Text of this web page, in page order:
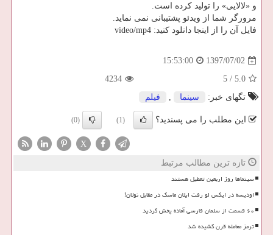
و «لالایی» را تولید كرده است.
مرورگر شما از ویدئو پشتیبانی نمی نماید.
فایل آن را از اینجا دانلود كنید: video/mp4
1397/07/02
15:53:00
5.0
/
5
4234
تگهای خبر:
سینما , فیلم
این مطلب را می پسندید؟ (1)
(0)
X
تازه ترین مطالب مرتبط
سینماها روز اربعین تعطیل هستند
اودیسه در ایکس لو رفت ایلان ماسک در مقابل نولان!
۶۰ قسمت از سلمان فارسی آماده پخش گردید
ترمز معامله قرن کشیده شد